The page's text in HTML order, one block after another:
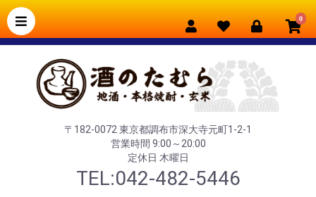
0
〒182-0072 東京都調布市深大寺元町1-2-1
営業時間 9:00～20:00
定休日 木曜日
TEL:042-482-5446